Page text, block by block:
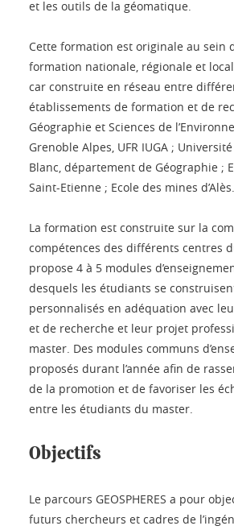
et les outils de la géomatique.
Cette formation est originale au sein
formation nationale, régionale et
car construite en réseau entre
établissements de formation et de
Géographie et Sciences de
Grenoble Alpes, UFR IUGA ;
Blanc, département de Géographie ;
Saint-Etienne ; Ecole des mines d’Alès.
La formation est construite sur la
compétences des différents centres
propose 4 à 5 modules
desquels les étudiants se
personnalisés en adéquation avec
et de recherche et leur projet
master. Des modules communs
proposés durant l’année afin de
de la promotion et de favoriser les
entre les étudiants du master.
Objectifs
Le parcours GEOSPHERES a pour
futurs chercheurs et cadres de